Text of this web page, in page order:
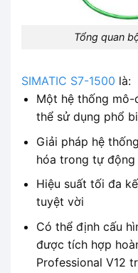
Tổng quan
SIMATIC S7-1500 là:
Một hệ thống
thể sử dụng phổ
Giải pháp hệ
hóa trong tự động
Hiệu suất tối đa
tuyệt vời
Có thể định cấu
được tích hợp
Professional V12